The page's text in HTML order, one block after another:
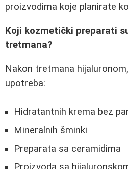
proizvodima koje planirate
Koji kozmetički preparati
tretmana?
Nakon tretmana
upotreba:
Hidratantnih krema bez
Mineralnih šminki
Preparata sa ceramidima